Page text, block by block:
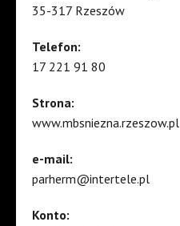
35-317 Rzeszów
Telefon:
17 221 91 80
Strona:
www.mbsniezna.rzeszow.pl
e-mail:
parherm@intertele.pl
Konto: